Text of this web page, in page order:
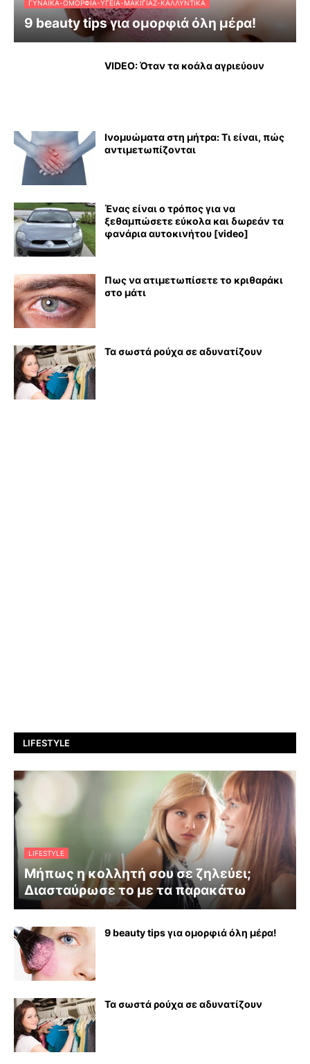
ΓΥΝΑΊΚΑ-ΟΜΟΡΦΙΆ-ΥΓΕΊΑ-ΜΑΚΙΓΙΆΖ-ΚΑΛΛΥΝΤΙΚΆ
9 beauty tips για ομορφιά όλη μέρα!
VIDEO: Όταν τα κοάλα αγριεύουν
Ινομυώματα στη μήτρα: Τι είναι, πώς
αντιμετωπίζονται
Ένας είναι ο τρόπος για να
ξεθαμπώσετε εύκολα και δωρεάν τα
φανάρια αυτοκινήτου [video]
Πως να ατιμετωπίσετε το κριθαράκι
στο μάτι
Τα σωστά ρούχα σε αδυνατίζουν
LIFESTYLE
LIFESTYLE
Μήπως η κολλητή σου σε ζηλεύει;
Διασταύρωσε το με τα παρακάτω
9 beauty tips για ομορφιά όλη μέρα!
Τα σωστά ρούχα σε αδυνατίζουν